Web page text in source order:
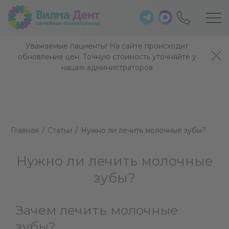
Уважаемые пациенты! На сайте происходит
обновление цен. Точную стоимость уточняйте у
наших администраторов
Главная / Статьи / Нужно ли лечить молочные зубы?
Нужно ли лечить молочные
зубы?
Зачем лечить молочные